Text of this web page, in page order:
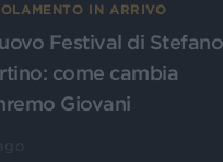
IN ARRIVO
Festival di
come cambia
Giovani